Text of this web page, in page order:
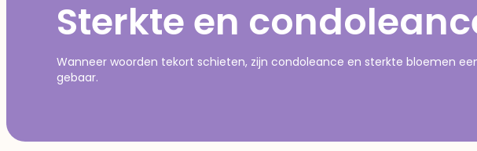
Sterkte en
Wanneer woorden tekort schieten, zijn condoleance en sterkte bloemen
gebaar.